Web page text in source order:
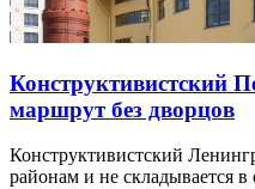
Конструктивистский
маршрут без дворцов
Конструктивистский
районам и не складывается